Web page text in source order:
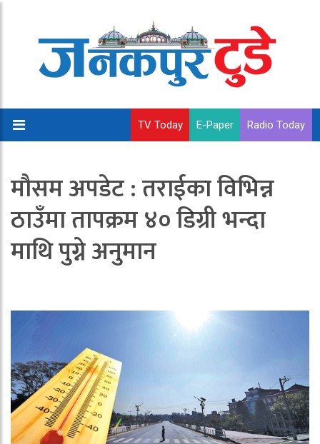
TV Today E-Paper Radio Today
मौसम अपडेट : तराईका विभिन्न
ठाउँमा तापक्रम ४० डिग्री भन्दा
माथि पुग्ने अनुमान